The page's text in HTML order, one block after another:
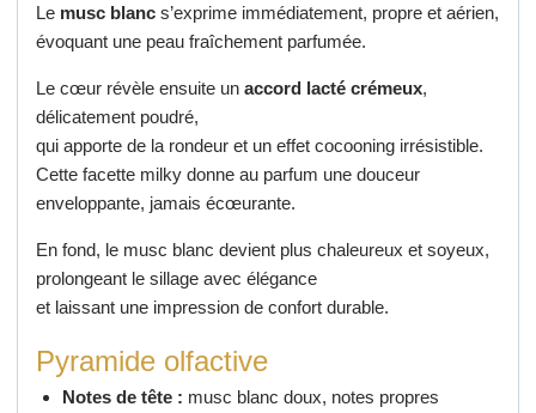
Le musc blancs’exprime immédiatement, propre et aérien,
évoquant une peau fraîchement parfumée.
Le cœur révèle ensuite un accord lacté crémeux,
délicatement poudré,
qui apporte de la rondeur et un effet cocooning irrésistible.
Cette facette milky donne au parfum une douceur
enveloppante, jamais écœurante.
En fond, le musc blanc devient plus chaleureux et soyeux,
prolongeant le sillage avec élégance
et laissant une impression de confort durable.
Pyramide olfactive
Notes de tête : musc blanc doux, notes propres